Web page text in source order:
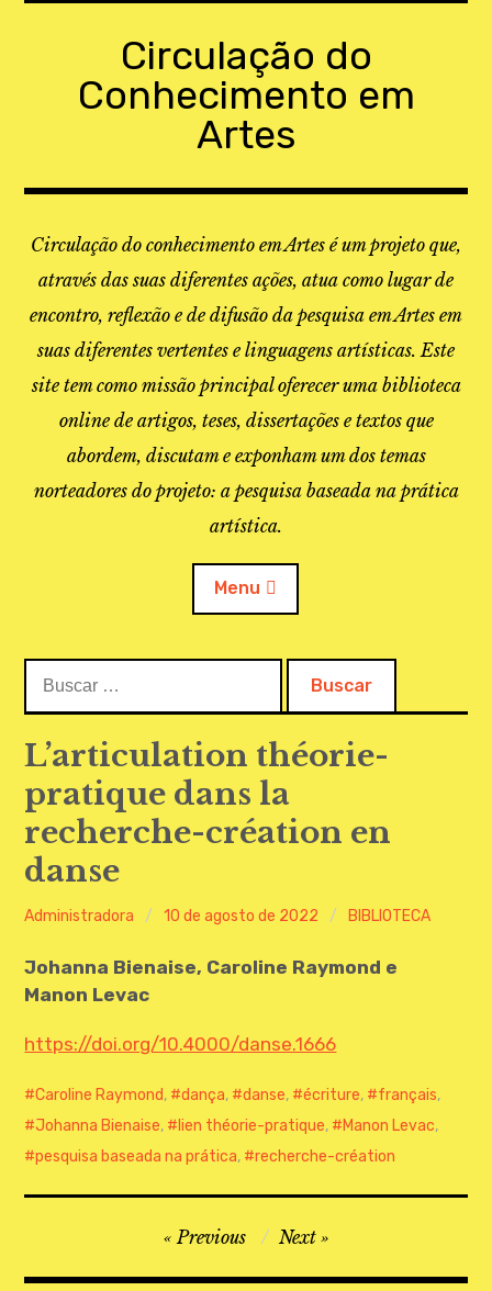
Circulação do
Conhecimento em
Artes
Circulação do conhecimento em Artes é um projeto que,
através das suas diferentes ações, atua como lugar de
encontro, reflexão e de difusão da pesquisa em Artes em
suas diferentes vertentes e linguagens artísticas. Este
site tem como missão principal oferecer uma biblioteca
online de artigos, teses, dissertações e textos que
abordem, discutam e exponham um dos temas
norteadores do projeto: a pesquisa baseada na prática
artística.
Menu
O PROJETO
A BIBLIOTECA
LINKS
APOIO À PESQUISA
CONTATO
L’articulation théorie-
pratique dans la
recherche-création en
danse
Administradora 10 de agosto de 2022 BIBLIOTECA
Johanna Bienaise, Caroline Raymond e
Manon Levac
https://doi.org/10.4000/danse.1666
Caroline Raymond, dança, danse, écriture, français,
Johanna Bienaise, lien théorie-pratique, Manon Levac,
pesquisa baseada na prática, recherche-création
Navegación
de
Previous Next